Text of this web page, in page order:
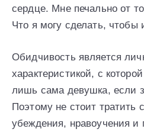
сердце. Мне печально от
Что я могу сделать, чтобы
Обидчивость является
характеристикой, с
лишь сама девушка, если
Поэтому не стоит тратить
убеждения, нравоучения и